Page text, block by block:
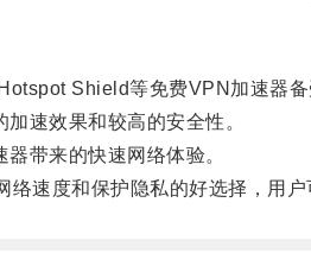
Shield等免费VPN加速器备
速效果和较高的安全性。
带来的快速网络体验。
度和保护隐私的好选择，用户